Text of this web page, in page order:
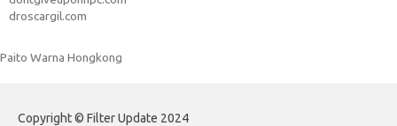
droscargil.com
Paito Warna Hongkong
Copyright © Filter Update 2024